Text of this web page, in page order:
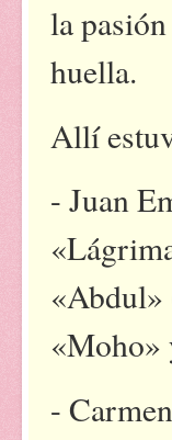
la
huella.
Allí
- Juan
«Abdul»
«Moho»
-